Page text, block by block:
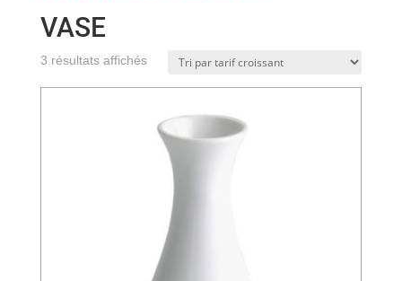
VASE
3 résultats affichésTrié
croissant